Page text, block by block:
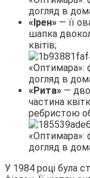
«Ірен» — її
шапка
квітів;
«Рита» —
частина
ребристою
У 1984 році була